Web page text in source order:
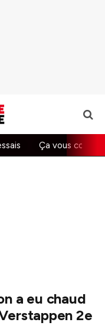
Ça vous
a eu chaud
2e